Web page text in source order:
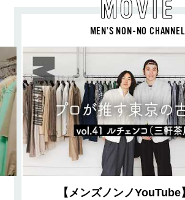
MOVIE
MEN’S NON-NO CHANNEL
【メンズノンノYouTube